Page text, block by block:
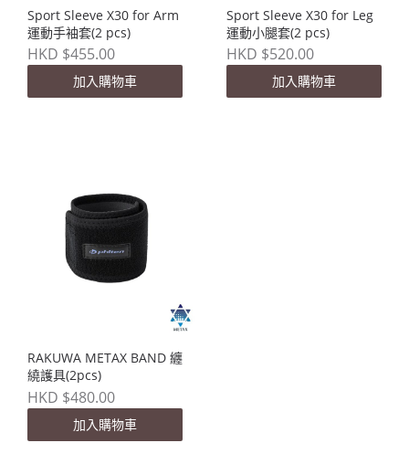
Sport Sleeve X30 for Arm
運動手袖套(2 pcs)
HKD $455.00
加入購物車
Sport Sleeve X30 for Leg
運動小腿套(2 pcs)
HKD $520.00
加入購物車
RAKUWA METAX BAND 纏
繞護具(2pcs)
HKD $480.00
加入購物車